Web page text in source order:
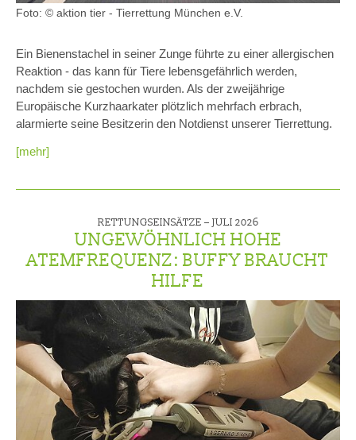
Foto: © aktion tier - Tierrettung München e.V.
Ein Bienenstachel in seiner Zunge führte zu einer allergischen
Reaktion - das kann für Tiere lebensgefährlich werden,
nachdem sie gestochen wurden. Als der zweijährige
Europäische Kurzhaarkater plötzlich mehrfach erbrach,
alarmierte seine Besitzerin den Notdienst unserer Tierrettung.
[mehr]
RETTUNGSEINSÄTZE – JULI 2026
UNGEWÖHNLICH HOHE
ATEMFREQUENZ: BUFFY BRAUCHT
HILFE